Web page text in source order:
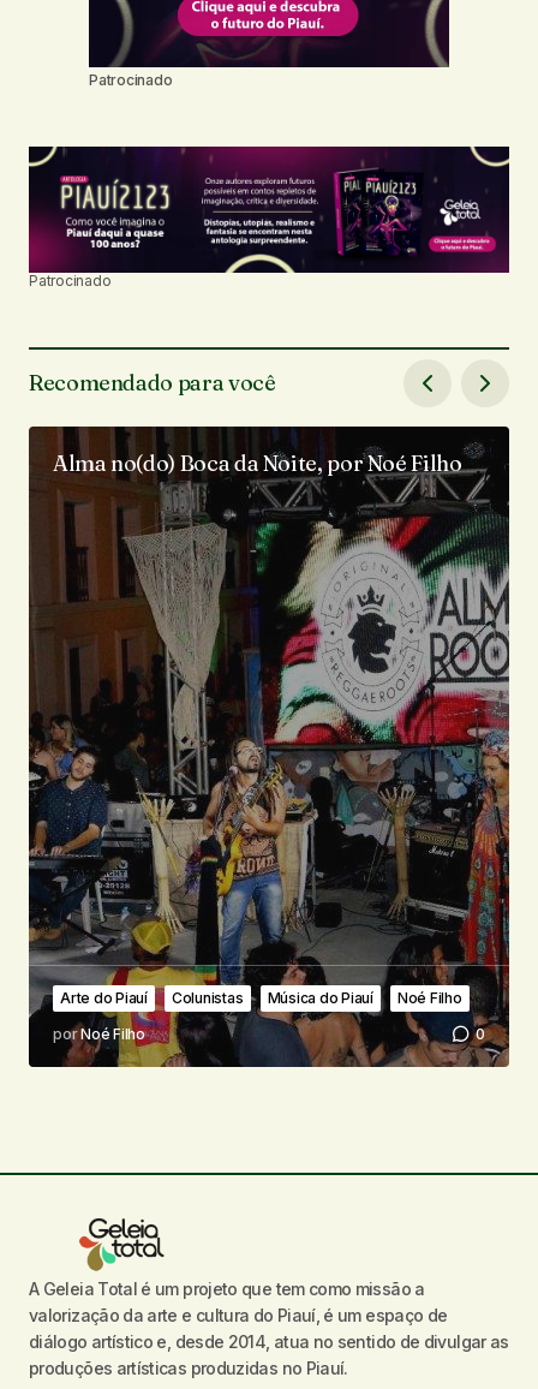
Patrocinado
Patrocinado
Recomendado para você
Alma no(do) Boca da Noite, por Noé Filho
Arte do Piauí Colunistas Música do Piauí
Noé Filho
porNoé Filho 0
A Geleia Total é um projeto que tem como missão a
valorização da arte e cultura do Piauí, é um espaço de
diálogo artístico e, desde 2014, atua no sentido de divulgar as
produções artísticas produzidas no Piauí.